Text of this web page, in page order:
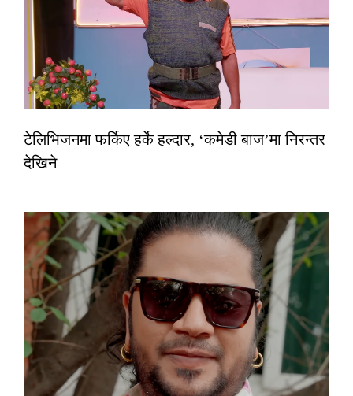
टेलिभिजनमा फर्किए हर्के हल्दार, ‘कमेडी बाज’मा निरन्तर
देखिने